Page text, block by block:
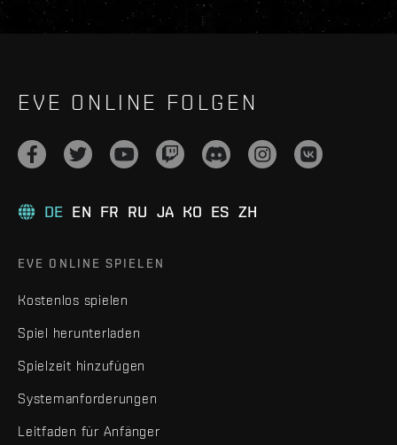
EVE ONLINE FOLGEN
DE EN FR RU JA KO ES ZH
EVE ONLINE SPIELEN
Kostenlos spielen
Spiel herunterladen
Spielzeit hinzufügen
Systemanforderungen
Leitfaden für Anfänger